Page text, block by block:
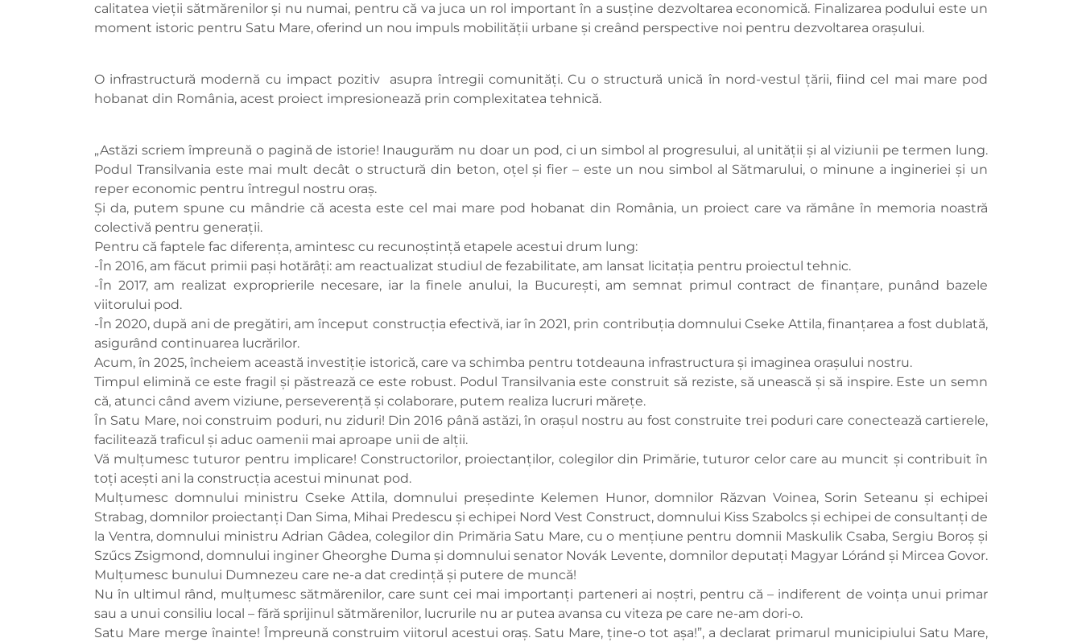
calitatea vieții sătmărenilor și nu numai, pentru că va juca un rol important în a susține dezvoltarea economică. Finalizarea podului este un
moment istoric pentru Satu Mare, oferind un nou impuls mobilității urbane și creând perspective noi pentru dezvoltarea orașului.
O infrastructură modernă cu impact pozitiv asupra întregii comunități. Cu o structură unică în nord-vestul țării, fiind cel mai mare pod
hobanat din România, acest proiect impresionează prin complexitatea tehnică.
„Astăzi scriem împreună o pagină de istorie! Inaugurăm nu doar un pod, ci un simbol al progresului, al unității și al viziunii pe termen lung.
Podul Transilvania este mai mult decât o structură din beton, oțel și fier – este un nou simbol al Sătmarului, o minune a ingineriei și un
reper economic pentru întregul nostru oraș.
Și da, putem spune cu mândrie că acesta este cel mai mare pod hobanat din România, un proiect care va rămâne în memoria noastră
colectivă pentru generații.
Pentru că faptele fac diferența, amintesc cu recunoștință etapele acestui drum lung:
-În 2016, am făcut primii pași hotărâți: am reactualizat studiul de fezabilitate, am lansat licitația pentru proiectul tehnic.
-În 2017, am realizat exproprierile necesare, iar la finele anului, la București, am semnat primul contract de finanțare, punând bazele
viitorului pod.
-În 2020, după ani de pregătiri, am început construcția efectivă, iar în 2021, prin contribuția domnului Cseke Attila, finanțarea a fost dublată,
asigurând continuarea lucrărilor.
Acum, în 2025, încheiem această investiție istorică, care va schimba pentru totdeauna infrastructura și imaginea orașului nostru.
Timpul elimină ce este fragil și păstrează ce este robust. Podul Transilvania este construit să reziste, să unească și să inspire. Este un semn
că, atunci când avem viziune, perseverență și colaborare, putem realiza lucruri mărețe.
În Satu Mare, noi construim poduri, nu ziduri! Din 2016 până astăzi, în orașul nostru au fost construite trei poduri care conectează cartierele,
facilitează traficul și aduc oamenii mai aproape unii de alții.
Vă mulțumesc tuturor pentru implicare! Constructorilor, proiectanților, colegilor din Primărie, tuturor celor care au muncit și contribuit în
toți acești ani la construcția acestui minunat pod.
Mulțumesc domnului ministru Cseke Attila, domnului preşedinte Kelemen Hunor, domnilor Răzvan Voinea, Sorin Seteanu și echipei
Strabag, domnilor proiectanţi Dan Sima, Mihai Predescu și echipei Nord Vest Construct, domnului Kiss Szabolcs și echipei de consultanți de
la Ventra, domnului ministru Adrian Gâdea, colegilor din Primăria Satu Mare, cu o mențiune pentru domnii Maskulik Csaba, Sergiu Boroș și
Szűcs Zsigmond, domnului inginer Gheorghe Duma și domnului senator Novák Levente, domnilor deputaţi Magyar Lóránd și Mircea Govor.
Mulțumesc bunului Dumnezeu care ne-a dat credință și putere de muncă!
Nu în ultimul rând, mulțumesc sătmărenilor, care sunt cei mai importanți parteneri ai noștri, pentru că – indiferent de voința unui primar
sau a unui consiliu local – fără sprijinul sătmărenilor, lucrurile nu ar putea avansa cu viteza pe care ne-am dori-o.
Satu Mare merge înainte! Împreună construim viitorul acestui oraș. Satu Mare, ține-o tot așa!”, a declarat primarul municipiului Satu Mare,